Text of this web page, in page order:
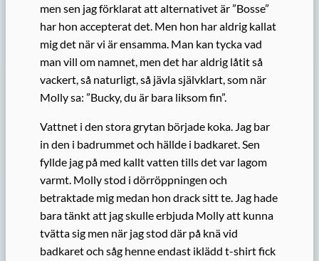
men sen jag förklarat att alternativet är ”Bosse”
har hon accepterat det. Men hon har aldrig kallat
mig det när vi är ensamma. Man kan tycka vad
man vill om namnet, men det har aldrig låtit så
vackert, så naturligt, så jävla självklart, som när
Molly sa: ”Bucky, du är bara liksom fin”.
Vattnet i den stora grytan började koka. Jag bar
in den i badrummet och hällde i badkaret. Sen
fyllde jag på med kallt vatten tills det var lagom
varmt. Molly stod i dörröppningen och
betraktade mig medan hon drack sitt te. Jag hade
bara tänkt att jag skulle erbjuda Molly att kunna
tvätta sig men när jag stod där på knä vid
badkaret och såg henne endast iklädd t-shirt fick